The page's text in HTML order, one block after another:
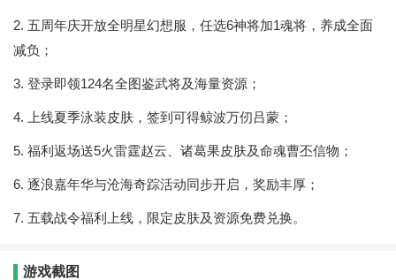
2. 五周年庆开放全明星幻想服，任选6神将加1魂将，养成全面
减负；
3. 登录即领124名全图鉴武将及海量资源；
4. 上线夏季泳装皮肤，签到可得鲸波万仞吕蒙；
5. 福利返场送5火雷霆赵云、诸葛果皮肤及命魂曹丕信物；
6. 逐浪嘉年华与沧海奇踪活动同步开启，奖励丰厚；
7. 五载战令福利上线，限定皮肤及资源免费兑换。
游戏截图